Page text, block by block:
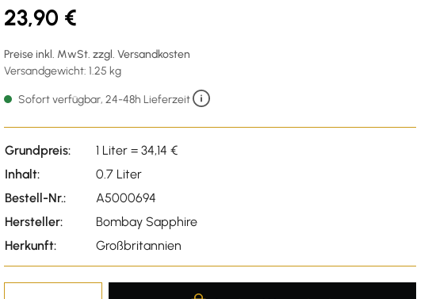
23,90 €
Preise inkl. MwSt. zzgl. Versandkosten
Versandgewicht: 1.25 kg
Sofort verfügbar, 24-48h Lieferzeit
Grundpreis:
1 Liter = 34,14 €
Inhalt:
0.7 Liter
Bestell-Nr.:
A5000694
Hersteller:
Bombay Sapphire
Herkunft:
Großbritannien